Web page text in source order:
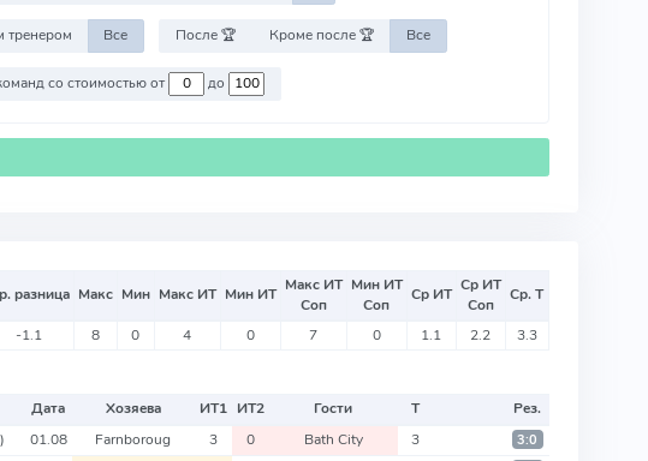
тренером Все После 🏆 Кроме после 🏆 Все
Против команд со стоимостью от до
разница Макс Мин Макс ИТ Мин ИТ Макс ИТ
Соп
Мин ИТ
Соп
Ср ИТ Ср ИТ
Соп
Ср. Т
-1.1 8 0 4 0 7 0 1.1 2.2 3.3
Дата Хозяева ИТ1 ИТ2 Гости Т
Рез.
01.08 Farnboroug 3 0 Bath City 3 3:0